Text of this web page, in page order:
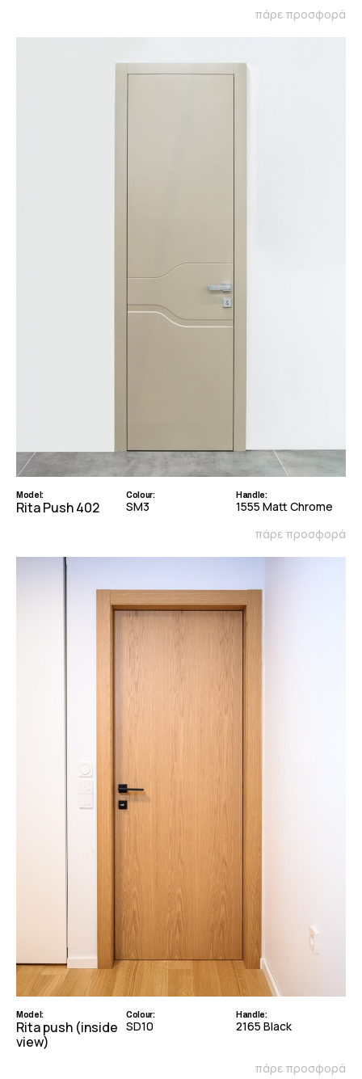
πάρε προσφορά
Model:
Rita Push 402
Colour:
SM3
Handle:
1555 Matt Chrome
πάρε προσφορά
Model:
Rita push (inside
view)
Colour:
SD10
Handle:
2165 Black
πάρε προσφορά